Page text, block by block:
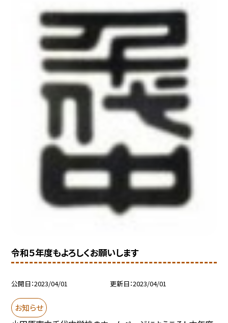
令和５年度もよろしくお願いします
公開日 2023/04/01 更新日 2023/04/01
お知らせ